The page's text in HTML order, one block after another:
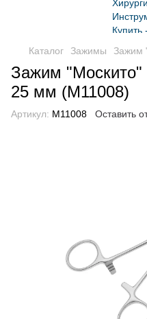
Каталог Зажимы Зажим
Зажим
25 мм (M11008)
Артикул: M11008 Оставить